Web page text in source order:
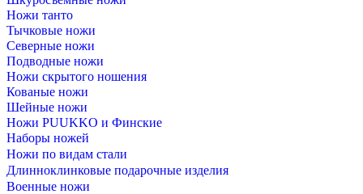
Ножи танто
Тычковые ножи
Северные ножи
Подводные ножи
Ножи скрытого ношения
Кованые ножи
Шейные ножи
Ножи PUUKKO и Финские
Наборы ножей
Ножи по видам стали
Длинноклинковые подарочные изделия
Военные ножи